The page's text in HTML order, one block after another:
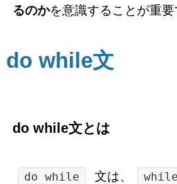
るのかを意識することが重要
do while文
do while文とは
do while 文は、 while